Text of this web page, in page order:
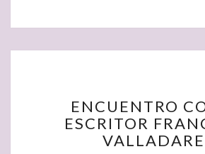
CON
EL
ENCUENTRO
ESCRITOR